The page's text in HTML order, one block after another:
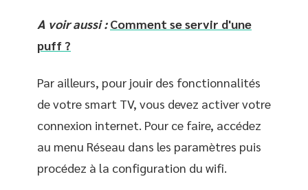
A voir aussi : Comment se servir d'une
puff ?
Par ailleurs, pour jouir des fonctionnalités
de votre smart TV, vous devez activer votre
connexion internet. Pour ce faire, accédez
au menu Réseau dans les paramètres puis
procédez à la configuration du wifi.